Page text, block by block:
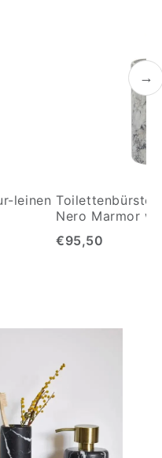
leinen
Nero Marmor
€95,50
→